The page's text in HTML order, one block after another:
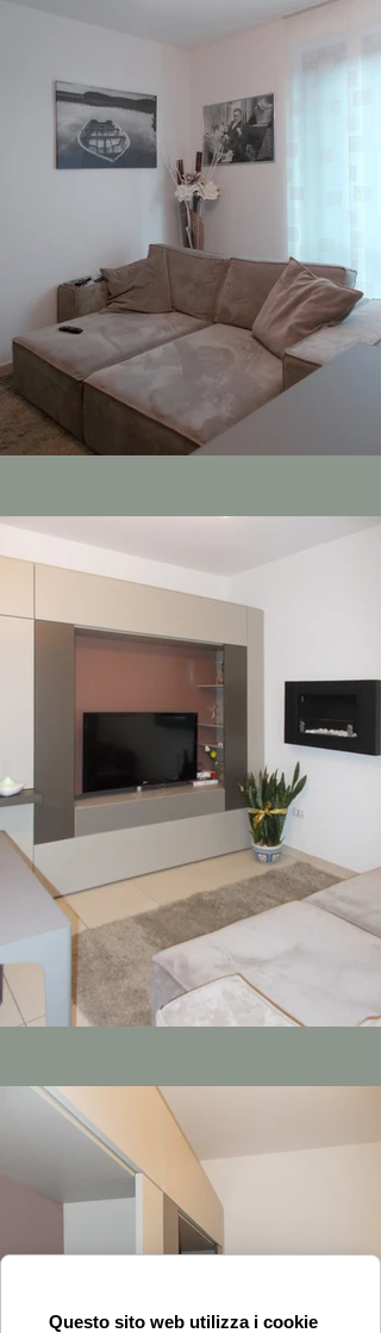
Questo sito web utilizza i cookie